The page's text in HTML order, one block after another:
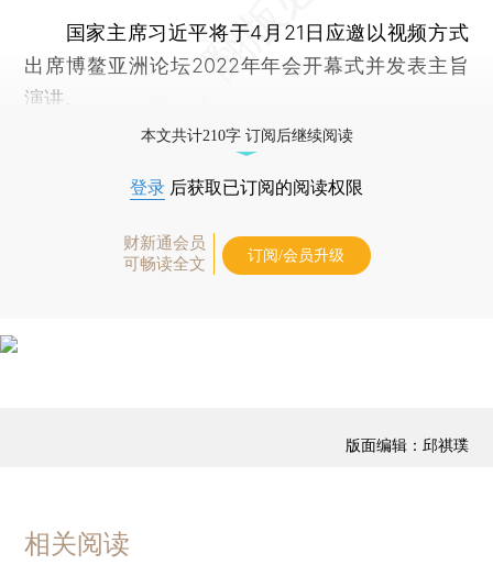
国家主席习近平将于4月21日应邀以视频方式
出席博鳌亚洲论坛2022年年会开幕式并发表主旨
演讲。
本文共计210字 订阅后继续阅读
登录 后获取已订阅的阅读权限
财新通会员
可畅读全文
订阅/会员升级
版面编辑：邱祺璞
相关阅读